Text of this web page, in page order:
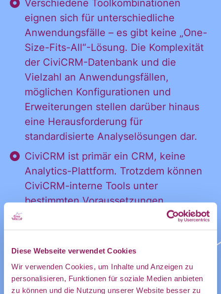
Diese Webseite verwendet Cookies
Wir verwenden Cookies, um Inhalte und Anzeigen zu
personalisieren, Funktionen für soziale Medien anbieten
zu können und die Nutzung unserer Website besser zu
Verschiedene Toolkombinationen
eignen sich für unterschiedliche
Anwendungsfälle – es gibt keine „One-
Size-Fits-All“-Lösung. Die Komplexität
der CiviCRM-Datenbank und die
Vielzahl an Anwendungsfällen,
möglichen Konfigurationen und
Erweiterungen stellen darüber hinaus
eine Herausforderung für
standardisierte Analyselösungen dar.
CiviCRM ist primär ein CRM, keine
Analytics-Plattform. Trotzdem können
CiviCRM-interne Tools unter
bestimmten Voraussetzungen
ausreichen. Erwartungen (z.B. an das
Design von Visualisierungen) sollten
realistisch angepasst werden.
Business Intelligence Tools wie
Metabase ermöglichen ein
und
Ankündigungen
des CDL direkt
in mein
persönliches
Postfach:
möchte alle
und
des CDL
direkt in